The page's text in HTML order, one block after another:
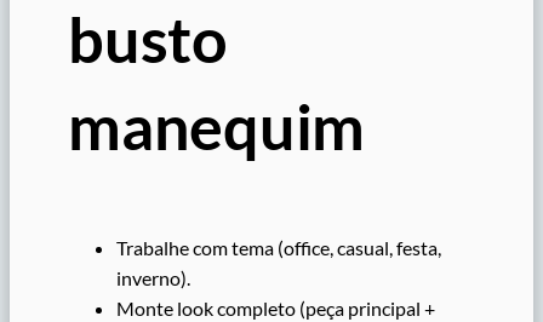
busto
manequim
Trabalhe com tema (office, casual, festa,
inverno).
Monte look completo (peça principal +